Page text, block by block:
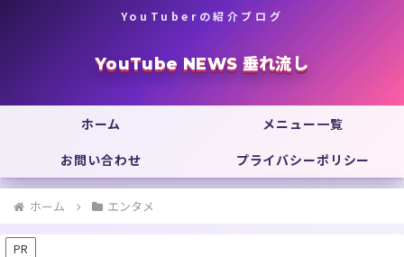
YouTuberの紹介ブログ
YouTube NEWS 垂れ流し
ホーム
メニュー一覧
お問い合わせ
プライバシーポリシー
ホーム エンタメ
PR